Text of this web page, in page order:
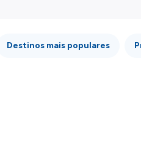
da informação
com atenção todas
do parceiro antes de
mais detalhes verifique
Destinos mais populares